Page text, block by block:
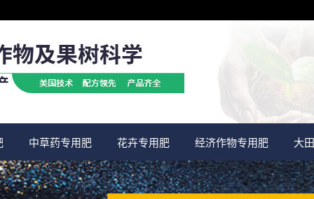
中草药专用肥 花卉专用肥 经济作物专用肥 大